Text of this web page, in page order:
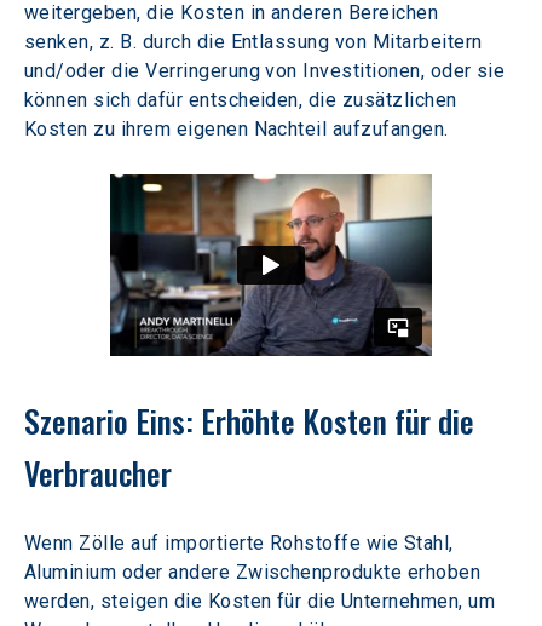
weitergeben, die Kosten in anderen Bereichen
senken, z. B. durch die Entlassung von Mitarbeitern
und/oder die Verringerung von Investitionen, oder sie
können sich dafür entscheiden, die zusätzlichen
Kosten zu ihrem eigenen Nachteil aufzufangen.
Szenario Eins: Erhöhte Kosten für die
Verbraucher
Wenn Zölle auf importierte Rohstoffe wie Stahl,
Aluminium oder andere Zwischenprodukte erhoben
werden, steigen die Kosten für die Unternehmen, um